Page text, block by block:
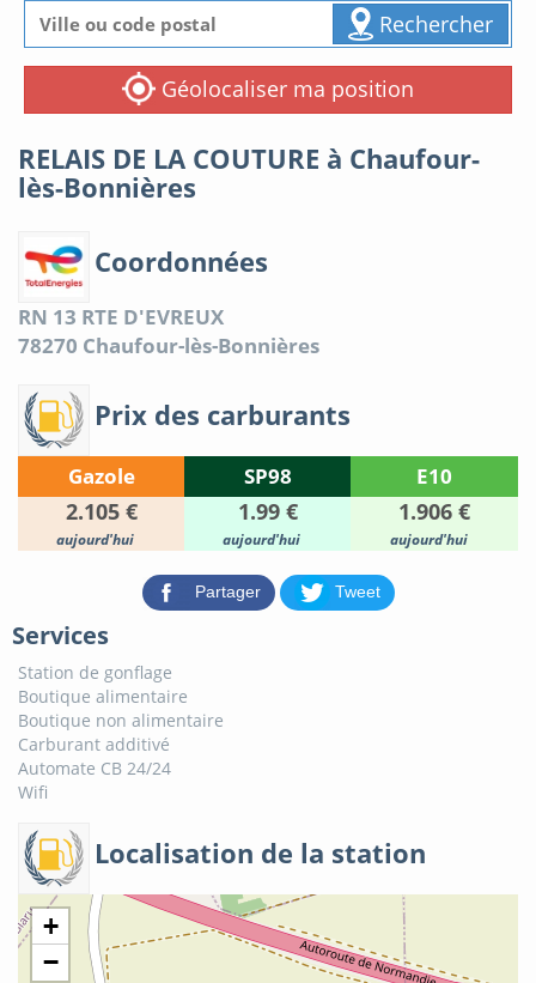
Rechercher
Géolocaliser ma position
RELAIS DE LA COUTURE à Chaufour-
lès-Bonnières
Coordonnées
RN 13 RTE D'EVREUX
78270 Chaufour-lès-Bonnières
Prix des carburants
Gazole SP98 E10
2.105 € 1.99 € 1.906 €
aujourd'hui aujourd'hui aujourd'hui
Partager Tweet
Services
Station de gonflage
Boutique alimentaire
Boutique non alimentaire
Carburant additivé
Automate CB 24/24
Wifi
Localisation de la station
+
−